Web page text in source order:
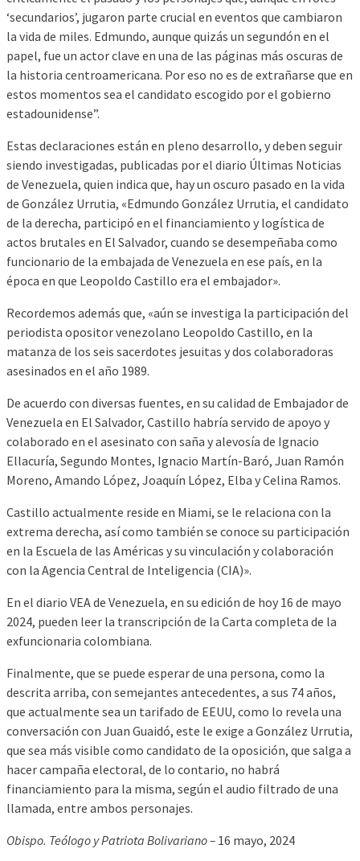
‘secundarios’, jugaron parte crucial en eventos que cambiaron
la vida de miles. Edmundo, aunque quizás un segundón en el
papel, fue un actor clave en una de las páginas más oscuras de
la historia centroamericana. Por eso no es de extrañarse que en
estos momentos sea el candidato escogido por el gobierno
estadounidense”.
Estas declaraciones están en pleno desarrollo, y deben seguir
siendo investigadas, publicadas por el diario Últimas Noticias
de Venezuela, quien indica que, hay un oscuro pasado en la vida
de González Urrutia, «Edmundo González Urrutia, el candidato
de la derecha, participó en el financiamiento y logística de
actos brutales en El Salvador, cuando se desempeñaba como
funcionario de la embajada de Venezuela en ese país, en la
época en que Leopoldo Castillo era el embajador».
Recordemos además que, «aún se investiga la participación del
periodista opositor venezolano Leopoldo Castillo, en la
matanza de los seis sacerdotes jesuitas y dos colaboradoras
asesinados en el año 1989.
De acuerdo con diversas fuentes, en su calidad de Embajador de
Venezuela en El Salvador, Castillo habría servido de apoyo y
colaborado en el asesinato con saña y alevosía de Ignacio
Ellacuría, Segundo Montes, Ignacio Martín-Baró, Juan Ramón
Moreno, Amando López, Joaquín López, Elba y Celina Ramos.
Castillo actualmente reside en Miami, se le relaciona con la
extrema derecha, así como también se conoce su participación
en la Escuela de las Américas y su vinculación y colaboración
con la Agencia Central de Inteligencia (CIA)».
En el diario VEA de Venezuela, en su edición de hoy 16 de mayo
2024, pueden leer la transcripción de la Carta completa de la
exfuncionaria colombiana.
Finalmente, que se puede esperar de una persona, como la
descrita arriba, con semejantes antecedentes, a sus 74 años,
que actualmente sea un tarifado de EEUU, como lo revela una
conversación con Juan Guaidó, este le exige a González Urrutia,
que sea más visible como candidato de la oposición, que salga a
hacer campaña electoral, de lo contario, no habrá
financiamiento para la misma, según el audio filtrado de una
llamada, entre ambos personajes.
Obispo. Teólogo y Patriota Bolivariano – 16 mayo, 2024